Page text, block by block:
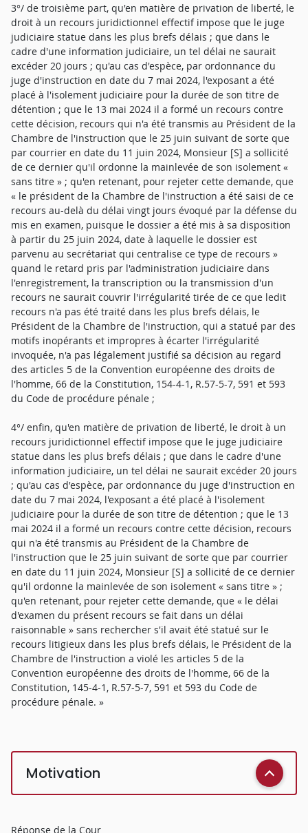
3°/ de troisième part, qu'en matière de privation de liberté, le
droit à un recours juridictionnel effectif impose que le juge
judiciaire statue dans les plus brefs délais ; que dans le
cadre d'une information judiciaire, un tel délai ne saurait
excéder 20 jours ; qu'au cas d'espèce, par ordonnance du
juge d'instruction en date du 7 mai 2024, l'exposant a été
placé à l'isolement judiciaire pour la durée de son titre de
détention ; que le 13 mai 2024 il a formé un recours contre
cette décision, recours qui n'a été transmis au Président de la
Chambre de l'instruction que le 25 juin suivant de sorte que
par courrier en date du 11 juin 2024, Monsieur [S] a sollicité
de ce dernier qu'il ordonne la mainlevée de son isolement «
sans titre » ; qu'en retenant, pour rejeter cette demande, que
« le président de la Chambre de l'instruction a été saisi de ce
recours au-delà du délai vingt jours évoqué par la défense du
mis en examen, puisque le dossier a été mis à sa disposition
à partir du 25 juin 2024, date à laquelle le dossier est
parvenu au secrétariat qui centralise ce type de recours »
quand le retard pris par l'administration judiciaire dans
l'enregistrement, la transcription ou la transmission d'un
recours ne saurait couvrir l'irrégularité tirée de ce que ledit
recours n'a pas été traité dans les plus brefs délais, le
Président de la Chambre de l'instruction, qui a statué par des
motifs inopérants et impropres à écarter l'irrégularité
invoquée, n'a pas légalement justifié sa décision au regard
des articles 5 de la Convention européenne des droits de
l'homme, 66 de la Constitution, 154-4-1, R.57-5-7, 591 et 593
du Code de procédure pénale ;
4°/ enfin, qu'en matière de privation de liberté, le droit à un
recours juridictionnel effectif impose que le juge judiciaire
statue dans les plus brefs délais ; que dans le cadre d'une
information judiciaire, un tel délai ne saurait excéder 20 jours
; qu'au cas d'espèce, par ordonnance du juge d'instruction en
date du 7 mai 2024, l'exposant a été placé à l'isolement
judiciaire pour la durée de son titre de détention ; que le 13
mai 2024 il a formé un recours contre cette décision, recours
qui n'a été transmis au Président de la Chambre de
l'instruction que le 25 juin suivant de sorte que par courrier
en date du 11 juin 2024, Monsieur [S] a sollicité de ce dernier
qu'il ordonne la mainlevée de son isolement « sans titre » ;
qu'en retenant, pour rejeter cette demande, que « le délai
d'examen du présent recours se fait dans un délai
raisonnable » sans rechercher s'il avait été statué sur le
recours litigieux dans les plus brefs délais, le Président de la
Chambre de l'instruction a violé les articles 5 de la
Convention européenne des droits de l'homme, 66 de la
Constitution, 145-4-1, R.57-5-7, 591 et 593 du Code de
procédure pénale. »
Motivation
Réponse de la Cour